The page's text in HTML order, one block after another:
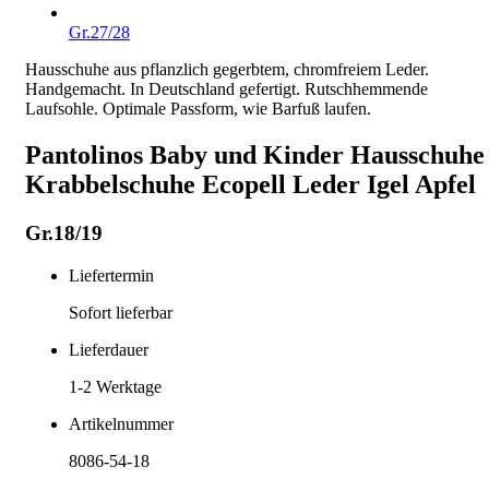
Gr.27/28
Hausschuhe aus pflanzlich gegerbtem, chromfreiem Leder.
Handgemacht. In Deutschland gefertigt. Rutschhemmende
Laufsohle. Optimale Passform, wie Barfuß laufen.
Pantolinos Baby und Kinder Hausschuhe
Krabbelschuhe Ecopell Leder Igel Apfel
Gr.18/19
Liefertermin
Sofort lieferbar
Lieferdauer
1-2 Werktage
Artikelnummer
8086-54-18